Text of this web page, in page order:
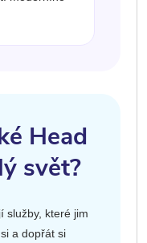
Head
svět?
služby, které jim
a dopřát si